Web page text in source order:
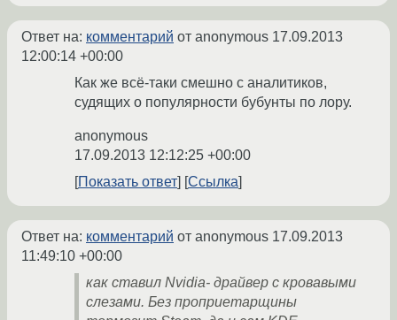
Ответ на: комментарий от anonymous 17.09.2013
12:00:14 +00:00
Как же всё-таки смешно с аналитиков,
судящих о популярности бубунты по лору.
anonymous
17.09.2013 12:12:25 +00:00
Показать ответ
Ссылка
Ответ на: комментарий от anonymous 17.09.2013
11:49:10 +00:00
как ставил Nvidia- драйвер с кровавыми
слезами. Без проприетарщины